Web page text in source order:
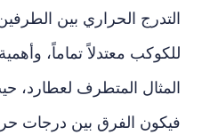
التدرج الحراري بين
للكوكب معتدلاً تماماً،
المثال المتطرف
فيكون الفرق بين درجات